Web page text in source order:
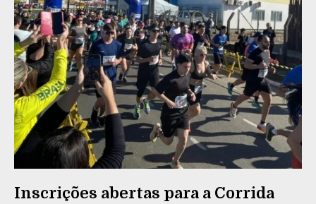
Inscrições abertas para a Corrida